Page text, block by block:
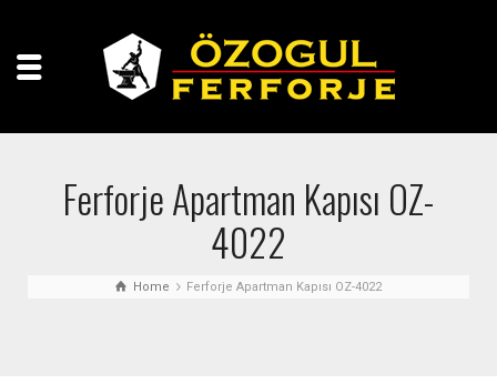
Ferforje Apartman Kapısı OZ-
4022
Home Ferforje Apartman Kapısı OZ-4022